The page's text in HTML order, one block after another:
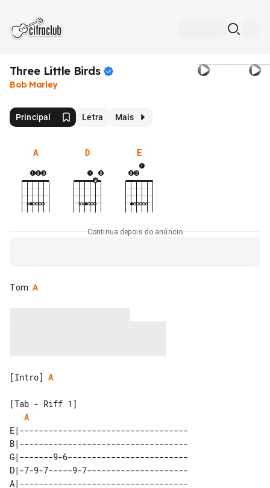
Three Little Birds
Bob Marley
Principal Letra Mais
A D E
Continua depois do anúncio
Tom: A
[Intro] A
[Tab - Riff 1]
A
E|-----------------------------------
B|-----------------------------------
G|-------9-6-------------------------
D|-7-9-7-----9-7---------------------
A|-----------------------------------